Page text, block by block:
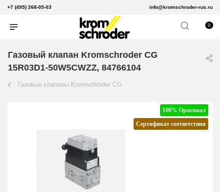
+7 (495) 268-05-03 info@kromschroder-rus.ru
0
Газовый клапан Kromschroder CG
15R03D1-50W5CWZZ, 84766104
Газовые клапаны Kromschroder CG
100% Оригинал
Сертификат соответствия